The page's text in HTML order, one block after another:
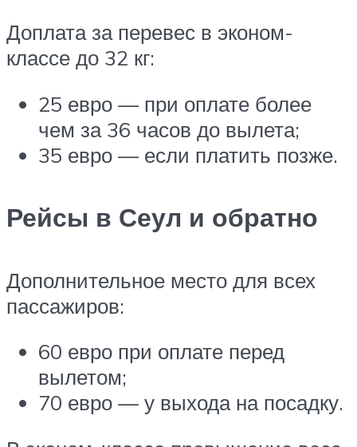
Доплата за перевес в эконом-
классе до 32 кг:
25 евро — при оплате более
чем за 36 часов до вылета;
35 евро — если платить позже.
Рейсы в Сеул и обратно
Дополнительное место для всех
пассажиров:
60 евро при оплате перед
вылетом;
70 евро — у выхода на посадку.